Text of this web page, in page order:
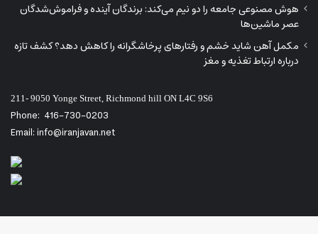
هوش مصنوعی جامعه را دو نیم می‌کند: برندگان آینده و فراموش‌شدگان
عصر ماشین‌ها
مکمل آهن شاید خشم و رفتارهای پرخاشگرانه را کاهش دهد؟ کشف تازه
درباره ارتباط تغذیه و مغز
211- 9050 Yonge Street, Richmond hill ON L4C 9S6
Phone: 416-730-0203
Email: info@iranjavan.net